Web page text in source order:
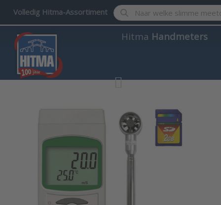
Volledig Hitma-Assortiment Enter a search term.
Hitma Handmeters